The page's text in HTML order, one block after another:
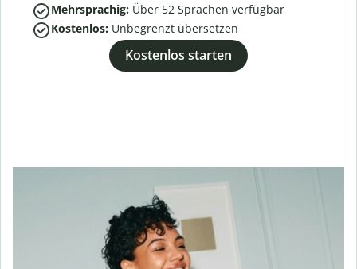
Mehrsprachig: Über 52 Sprachen verfügbar
Kostenlos: Unbegrenzt übersetzen
Kostenlos starten